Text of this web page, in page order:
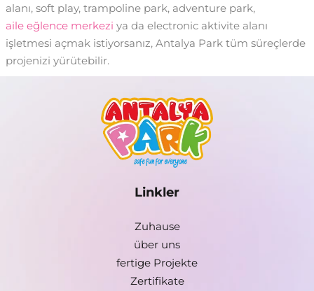
alanı, soft play, trampoline park, adventure park,
aile eğlence merkezi ya da electronic aktivite alanı
işletmesi açmak istiyorsanız, Antalya Park tüm süreçlerde
projenizi yürütebilir.
Linkler
Zuhause
über uns
fertige Projekte
Zertifikate